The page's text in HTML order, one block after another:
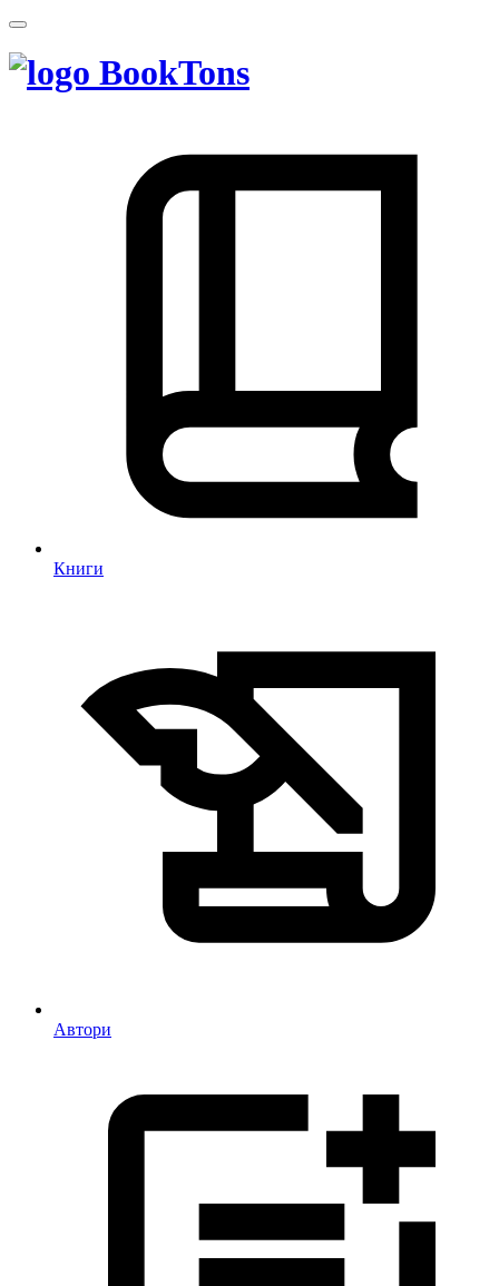
BookTons
Книги
Автори